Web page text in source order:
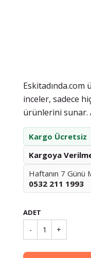
inceler, sadece
ürünlerini sunar.
Kargo Ücretsiz
Kargoya
Haftanın 7
0532 211 1993
ADET
- 1 +